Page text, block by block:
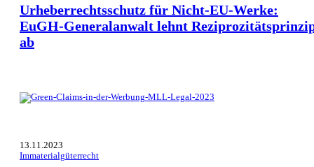
Urheberrechtsschutz für Nicht-EU-Werke:
EuGH-Generalanwalt lehnt
ab
13.11.2023
Immaterialgüterrecht